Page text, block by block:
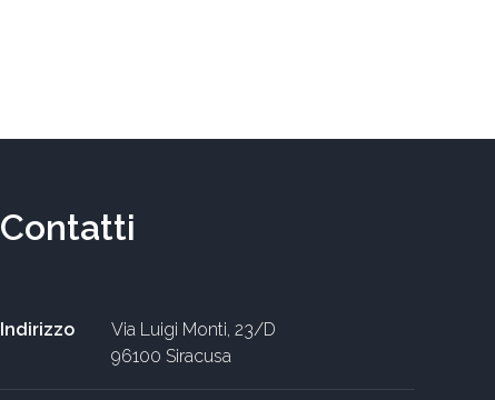
Contatti
Indirizzo
Via Luigi Monti, 23/D
96100 Siracusa